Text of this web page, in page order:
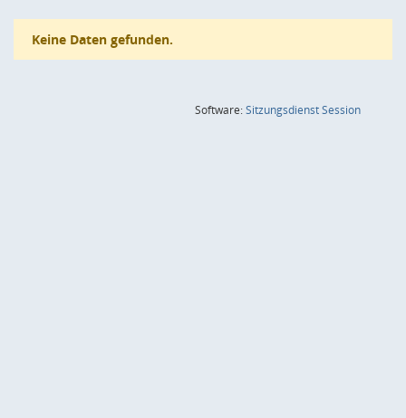
Keine Daten gefunden.
Software:SitzungsdienstSession(Wird in